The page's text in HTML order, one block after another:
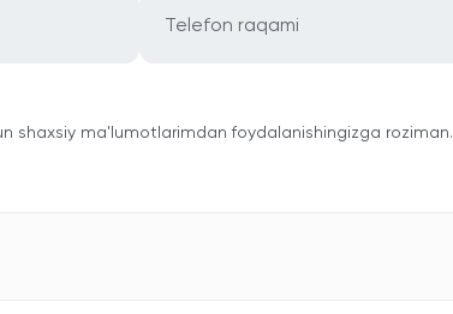
shaxsiy ma'lumotlarimdan foydalanishingizga roziman.